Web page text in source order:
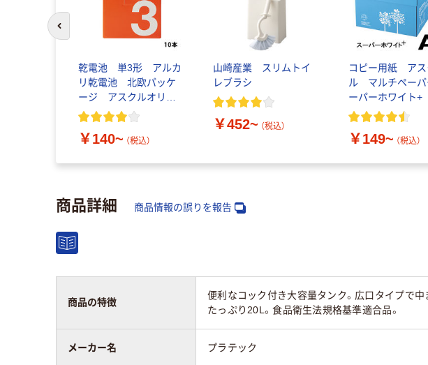
乾電池 単3形 アルカ
リ乾電池 北欧パッケ
ージ アスクルオリジ
ナル
￥140~ （税込）
山崎産業 スリムトイ
レブラシ
￥452~ （税込）
コピー用紙 アス
ル マルチペーパ
ーパーホワイト+
￥149~ （税込）
商品詳細 商品情報の誤りを報告
商品の特徴
便利なコック付き大容量タンク。広口タイプで
たっぷり20L。食品衛生法規格基準適合品。
メーカー名 プラテック